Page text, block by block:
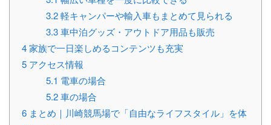
3.2軽キャンパーや輸入車もまとめて見られる
3.3車中泊グッズ・アウトドア用品も販売
4家族で一日楽しめるコンテンツも充実
5 アクセス情報
5.1 電車の場合
5.2車の場合
6 まとめ｜川崎競馬場で「自由なライフスタイル」を体